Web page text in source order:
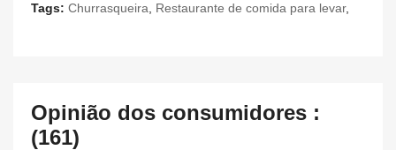
Tags: Churrasqueira Restaurante de comida para levar,
Opinião dos consumidores :
(161)